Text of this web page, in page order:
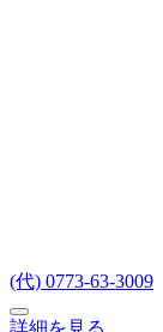
(代) 0773-63-3009